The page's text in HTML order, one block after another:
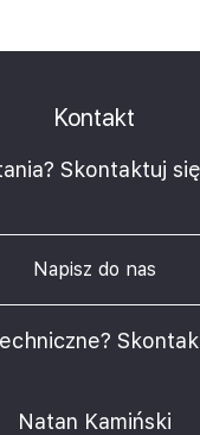
Poznasz jak
oraz przy
realizacji
Kontakt
Skontaktuj
Napisz do nas
Natan Kamiński